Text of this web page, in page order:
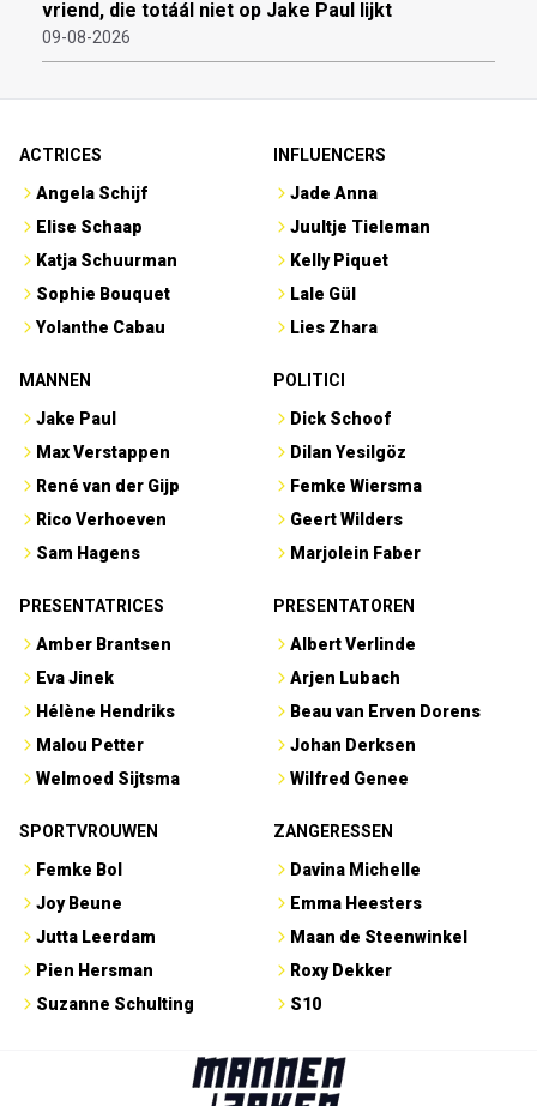
vriend, die totáál niet op Jake Paul lijkt
09-08-2026
ACTRICES
Angela Schijf
Elise Schaap
Katja Schuurman
Sophie Bouquet
Yolanthe Cabau
INFLUENCERS
Jade Anna
Juultje Tieleman
Kelly Piquet
Lale Gül
Lies Zhara
MANNEN
Jake Paul
Max Verstappen
René van der Gijp
Rico Verhoeven
Sam Hagens
POLITICI
Dick Schoof
Dilan Yesilgöz
Femke Wiersma
Geert Wilders
Marjolein Faber
PRESENTATRICES
Amber Brantsen
Eva Jinek
Hélène Hendriks
Malou Petter
Welmoed Sijtsma
PRESENTATOREN
Albert Verlinde
Arjen Lubach
Beau van Erven Dorens
Johan Derksen
Wilfred Genee
SPORTVROUWEN
Femke Bol
Joy Beune
Jutta Leerdam
Pien Hersman
Suzanne Schulting
ZANGERESSEN
Davina Michelle
Emma Heesters
Maan de Steenwinkel
Roxy Dekker
S10